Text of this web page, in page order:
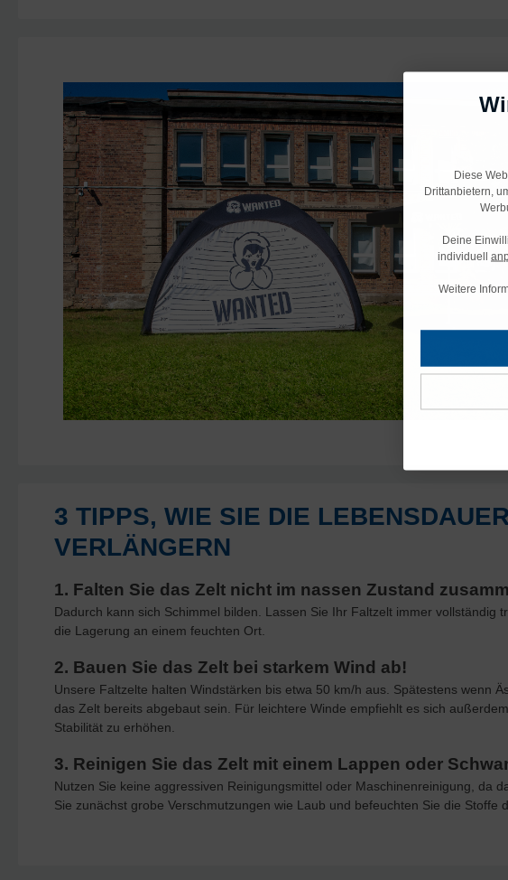
3 TIPPS, WIE SIE DIE
VERLÄNGERN
1. Falten Sie das Zelt nicht im nassen Zustand
Dadurch kann sich Schimmel bilden. Lassen Sie Ihr Faltzelt immer vollständig
die Lagerung an einem feuchten Ort.
2. Bauen Sie das Zelt bei starkem Wind ab!
Unsere Faltzelte halten Windstärken bis etwa 50 km/h aus. Spätestens wenn
das Zelt bereits abgebaut sein. Für leichtere Winde empfiehlt es sich
Stabilität zu erhöhen.
3. Reinigen Sie das Zelt mit einem Lappen oder
Nutzen Sie keine aggressiven Reinigungsmittel oder Maschinenreinigung, da
Sie zunächst grobe Verschmutzungen wie Laub und befeuchten Sie die Stoffe
Diese
Drittanbietern,
Deine
individuell
Weitere